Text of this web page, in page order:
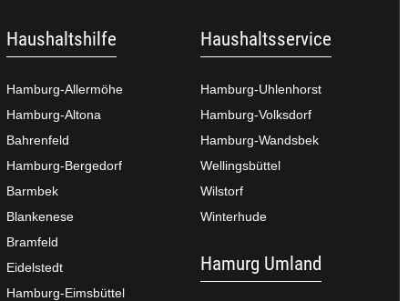
Haushaltshilfe
Hamburg-Allermöhe
Hamburg-Altona
Bahrenfeld
Hamburg-Bergedorf
Barmbek
Blankenese
Bramfeld
Eidelstedt
Hamburg-Eimsbüttel
Haushaltsservice
Hamburg-Uhlenhorst
Hamburg-Volksdorf
Hamburg-Wandsbek
Wellingsbüttel
Wilstorf
Winterhude
Hamurg Umland